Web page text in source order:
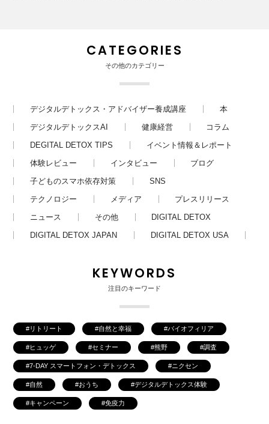
CATEGORIES
その他のカテゴリー
デジタルデトックス・アドバイザー養成講座
本
デジタルデトックスAI
健康経営
コラム
DEGITAL DETOX TIPS
イベント情報＆レポート
体験レビュー
インタビュー
ブログ
子どものスマホ依存対策
SNS
テクノロジー
メディア
プレスリリース
ニュース
その他
DIGITAL DETOX
DIGITAL DETOX JAPAN
DIGITAL DETOX USA
KEYWORDS
注目のキーワード
リトリート 自然と幸福 バイオフィリア
ヒュッゲ セミナー 熊野 調査
7-DAY スマートフォン・デトックス ニクセン
自然 おうち デジタルデトックス体験
キャンペーン 免疫力